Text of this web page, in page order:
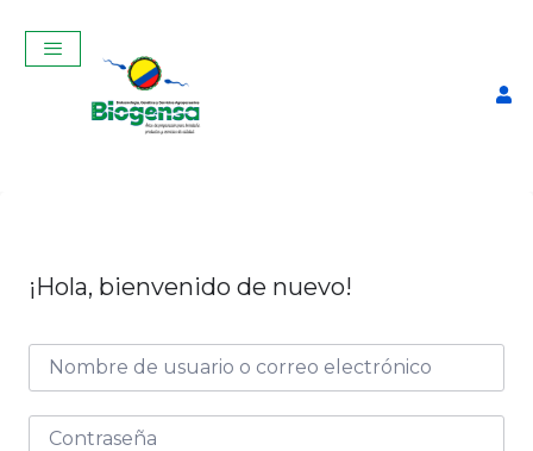
¡Hola, bienvenido de nuevo!
Curso Teórico-Práctico De
Inseminación Artificial En